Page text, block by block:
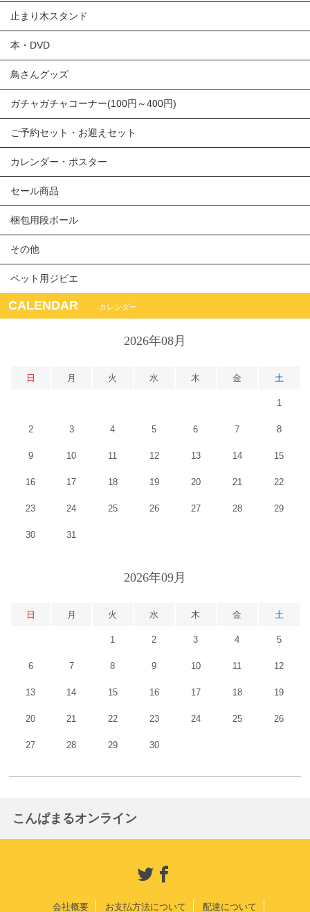
止まり木スタンド
本・DVD
鳥さんグッズ
ガチャガチャコーナー(100円～400円)
ご予約セット・お迎えセット
カレンダー・ポスター
セール商品
梱包用段ボール
その他
ペット用ジビエ
CALENDAR カレンダー
2026年08月
日 月 火 水 木 金 土
1
2 3 4 5 6 7 8
9 10 11 12 13 14 15
16 17 18 19 20 21 22
23 24 25 26 27 28 29
30 31
2026年09月
日 月 火 水 木 金 土
1 2 3 4 5
6 7 8 9 10 11 12
13 14 15 16 17 18 19
20 21 22 23 24 25 26
27 28 29 30
こんぱまるオンライン
会社概要 お支払方法について 配達について